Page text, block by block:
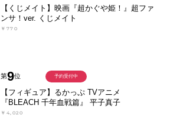
【くじメイト】映画『超かぐや姫！』超ファ
ンサ！ver. くじメイト
￥770
第9位
【フィギュア】るかっぷ TVアニメ
『BLEACH 千年血戦篇』 平子真子
￥4,020
予約受付中